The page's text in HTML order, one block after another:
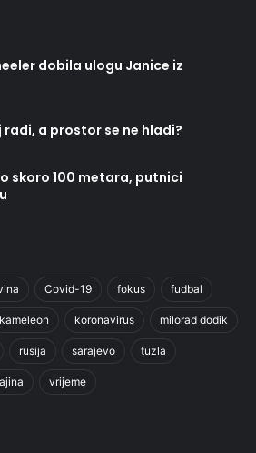
dobila ulogu Janice iz
a prostor se ne hladi?
skoro 100 metara, putnici
Covid-19 fokus fudbal
kameleon koronavirus milorad dodik
rusija sarajevo tuzla
vrijeme